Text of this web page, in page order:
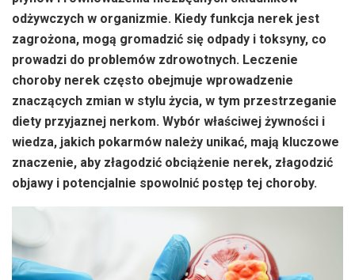
odżywczych w organizmie. Kiedy funkcja nerek jest
zagrożona, mogą gromadzić się odpady i toksyny, co
prowadzi do problemów zdrowotnych. Leczenie
choroby nerek często obejmuje wprowadzenie
znaczących zmian w stylu życia, w tym przestrzeganie
diety przyjaznej nerkom. Wybór właściwej żywności i
wiedza, jakich pokarmów należy unikać, mają kluczowe
znaczenie, aby złagodzić obciążenie nerek, złagodzić
objawy i potencjalnie spowolnić postęp tej choroby.